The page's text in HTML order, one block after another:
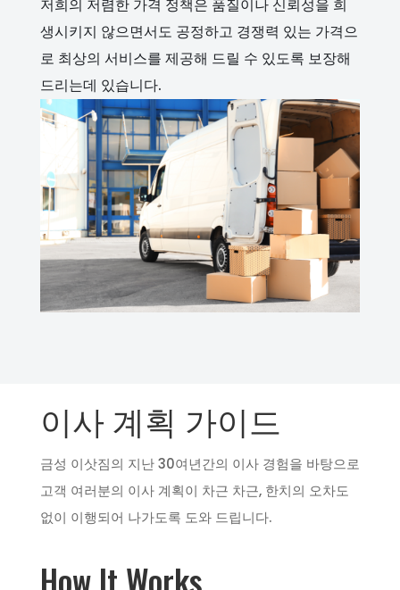
저희의 저렴한 가격 정책은 품질이나 신뢰성을 희
생시키지 않으면서도 공정하고 경쟁력 있는 가격으
로 최상의 서비스를 제공해 드릴 수 있도록 보장해
드리는데 있습니다.
이사 계획 가이드
금성 이삿짐의 지난 30여년간의 이사 경험을 바탕으로
고객 여러분의 이사 계획이 차근 차근, 한치의 오차도
없이 이행되어 나가도록 도와 드립니다.
How It Works